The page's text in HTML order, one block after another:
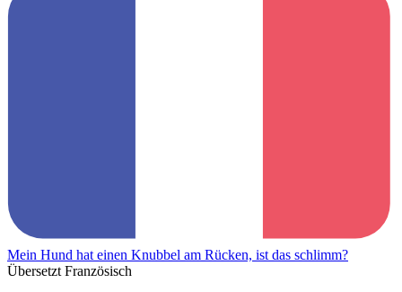
Mein Hund hat einen Knubbel am Rücken, ist das schlimm?
Übersetzt Französisch